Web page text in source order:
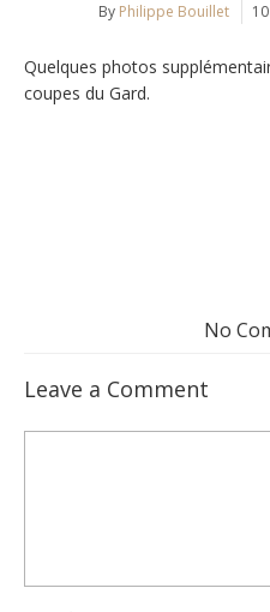
By Philippe Bouillet
Quelques photos
coupes du Gard.
No
Leave a Comment